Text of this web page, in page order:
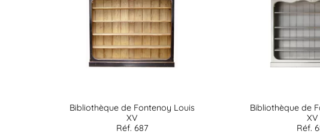
Bibliothèque de Fontenoy Louis
XV
Réf. 687
Bibliothèque de
XV
Réf.